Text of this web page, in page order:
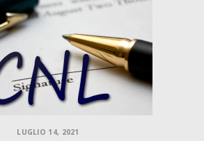
LUGLIO 14, 2021